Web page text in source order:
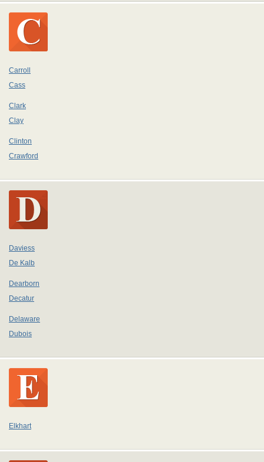
Carroll
Cass
Clark
Clay
Clinton
Crawford
Daviess
De Kalb
Dearborn
Decatur
Delaware
Dubois
Elkhart